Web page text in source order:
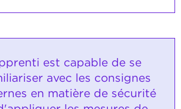
est capable de se
avec les consignes
en matière de sécurité